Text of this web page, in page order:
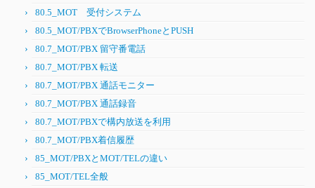
80.5_MOT 受付システム
80.5_MOT/PBXでBrowserPhoneとPUSH
80.7_MOT/PBX 留守番電話
80.7_MOT/PBX 転送
80.7_MOT/PBX 通話モニター
80.7_MOT/PBX 通話録音
80.7_MOT/PBXで構内放送を利用
80.7_MOT/PBX着信履歴
85_MOT/PBXとMOT/TELの違い
85_MOT/TEL全般